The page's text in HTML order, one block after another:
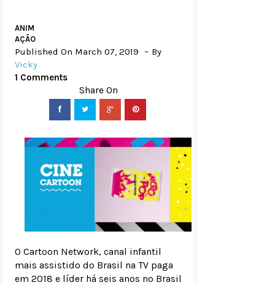
ANIM
AÇÃO
Published On March 07, 2019
By
Vicky
1 Comments
O Cartoon Network, canal infantil
mais assistido do Brasil na TV paga
em 2018 e líder há seis anos no Brasil